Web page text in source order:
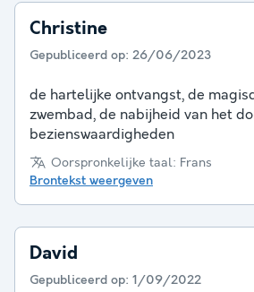
Christine
Gepubliceerd op: 26/06/2023
de hartelijke ontvangst, de
zwembad, de nabijheid van het
bezienswaardigheden
Oorspronkelijke taal: Frans
Brontekst weergeven
David
Gepubliceerd op: 1/09/2022